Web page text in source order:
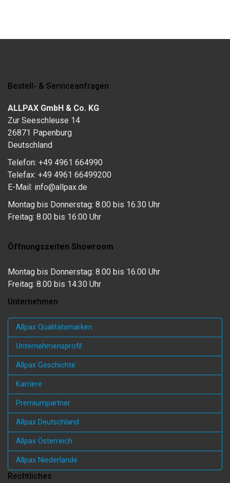
Bestell- & Serviceanfragen
ALLPAX GmbH & Co. KG
Zur Seeschleuse 14
26871 Papenburg
Deutschland
Telefon: +49 4961 664990
Telefax: +49 4961 66499200
E-Mail: info@allpax.de
Montag bis Donnerstag: 8.00 bis 16.30 Uhr
Freitag: 8.00 bis 16:00 Uhr
Öffnungszeiten Showroom
Montag bis Donnerstag: 8.00 bis 16.00 Uhr
Freitag: 8.00 bis 14:30 Uhr
Unternehmen
Allpax Qualitätsmarken
Unternehmensprofil
Allpax Geschichte
Karriere
Premiumpartner
Allpax Deutschland
Allpax Österreich
Allpax Niederlande
Rechtliches